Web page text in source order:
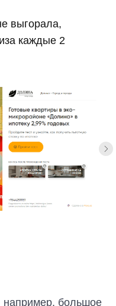
выгорала,
каждые 2
например, большое